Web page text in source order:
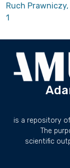
Ruch
1
is a repository
The
scientific